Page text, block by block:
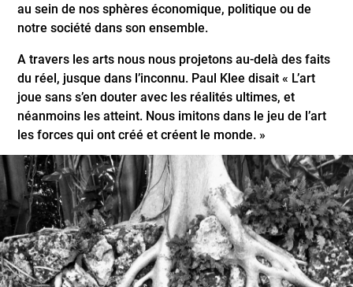
au sein de nos sphères économique, politique ou de
notre société dans son ensemble.
A travers les arts nous nous projetons au-delà des faits
du réel, jusque dans l’inconnu. Paul Klee disait « L’art
joue sans s’en douter avec les réalités ultimes, et
néanmoins les atteint. Nous imitons dans le jeu de l’art
les forces qui ont créé et créent le monde. »